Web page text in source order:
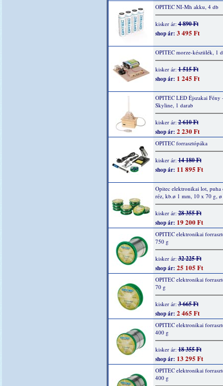
OPITEC NI-Mh akku, 4 db
kisker ár:4 890 Ft
shop ár: 3 495 Ft
OPITEC morze-készülék, 1
kisker ár:1 515 Ft
shop ár: 1 245 Ft
OPITEC LED Éjszakai Fény
Skyline, 1 darab
kisker ár:2 610 Ft
shop ár: 2 230 Ft
OPITEC forrasztópáka
kisker ár:14 180 Ft
shop ár: 11 895 Ft
Opitec elektronikai lot, puha
réz, kb.ø 1 mm, 10 x 70 g,
kisker ár:28 355 Ft
shop ár: 19 200 Ft
OPITEC elektronikai
750 g
kisker ár:32 225 Ft
shop ár: 25 105 Ft
OPITEC elektronikai
70 g
kisker ár:3 665 Ft
shop ár: 2 465 Ft
OPITEC elektronikai
400 g
kisker ár:18 355 Ft
shop ár: 13 295 Ft
OPITEC elektronikai
400 g